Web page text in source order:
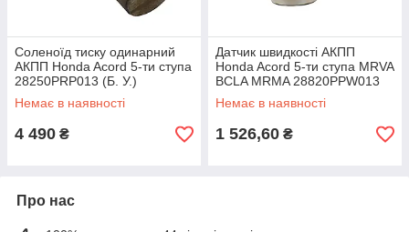
Соленоїд тиску одинарний
АКПП Honda Acord 5-ти ступа
28250PRP013 (Б. У.)
Немає в наявності
4 490 ₴
Датчик швидкості АКПП
Honda Acord 5-ти ступа MRVA
BCLA MRMA 28820PPW013
(Б. У.)
Немає в наявності
1 526,60 ₴
Про нас